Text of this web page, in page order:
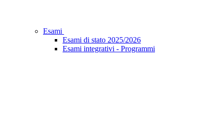
Esami
Esami di stato 2025/2026
Esami integrativi - Programmi